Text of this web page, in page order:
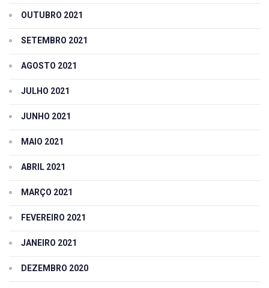
OUTUBRO 2021
SETEMBRO 2021
AGOSTO 2021
JULHO 2021
JUNHO 2021
MAIO 2021
ABRIL 2021
MARÇO 2021
FEVEREIRO 2021
JANEIRO 2021
DEZEMBRO 2020